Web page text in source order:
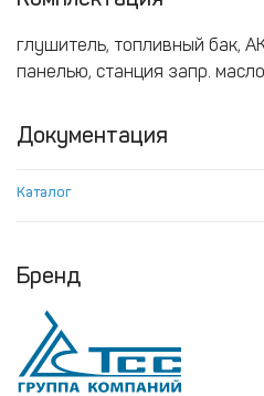
глушитель, топливный бак,
панелью, станция запр.
Документация
Каталог
Бренд